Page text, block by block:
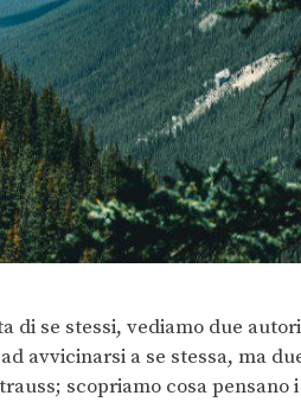
se stessi, vediamo due
avvicinarsi a se stessa, ma
scopriamo cosa pensano